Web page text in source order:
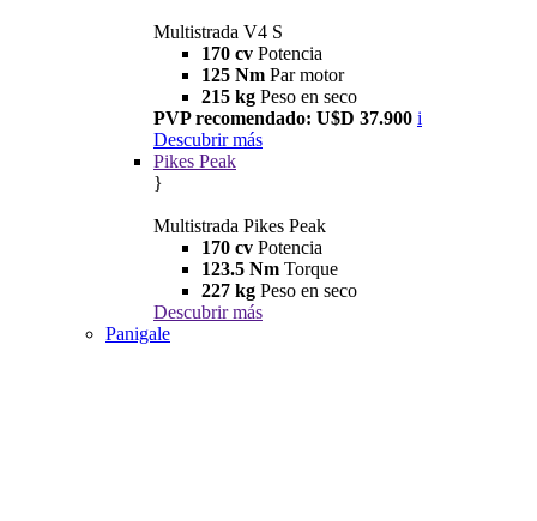
Multistrada V4 S
170 cv Potencia
125 Nm Par motor
215 kg Peso en seco
PVP recomendado: U$D 37.900 i
Descubrir más
Pikes Peak
}
Multistrada Pikes Peak
170 cv Potencia
123.5 Nm Torque
227 kg Peso en seco
Descubrir más
Panigale